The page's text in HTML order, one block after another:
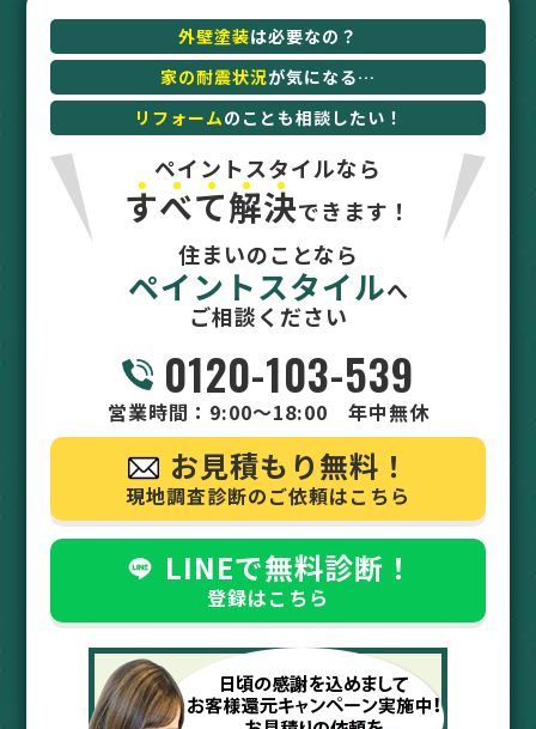
外壁塗装は必要なの？
家の耐震状況が気になる…
リフォームのことも相談したい！
ペイントスタイルなら
すべて解決できます！
住まいのことなら
ペイントスタイルへ
ご相談ください
0120-103-539
営業時間：9:00～18:00 年中無休
お見積もり無料！
現地調査診断のご依頼はこちら
LINEで無料診断！
登録はこちら